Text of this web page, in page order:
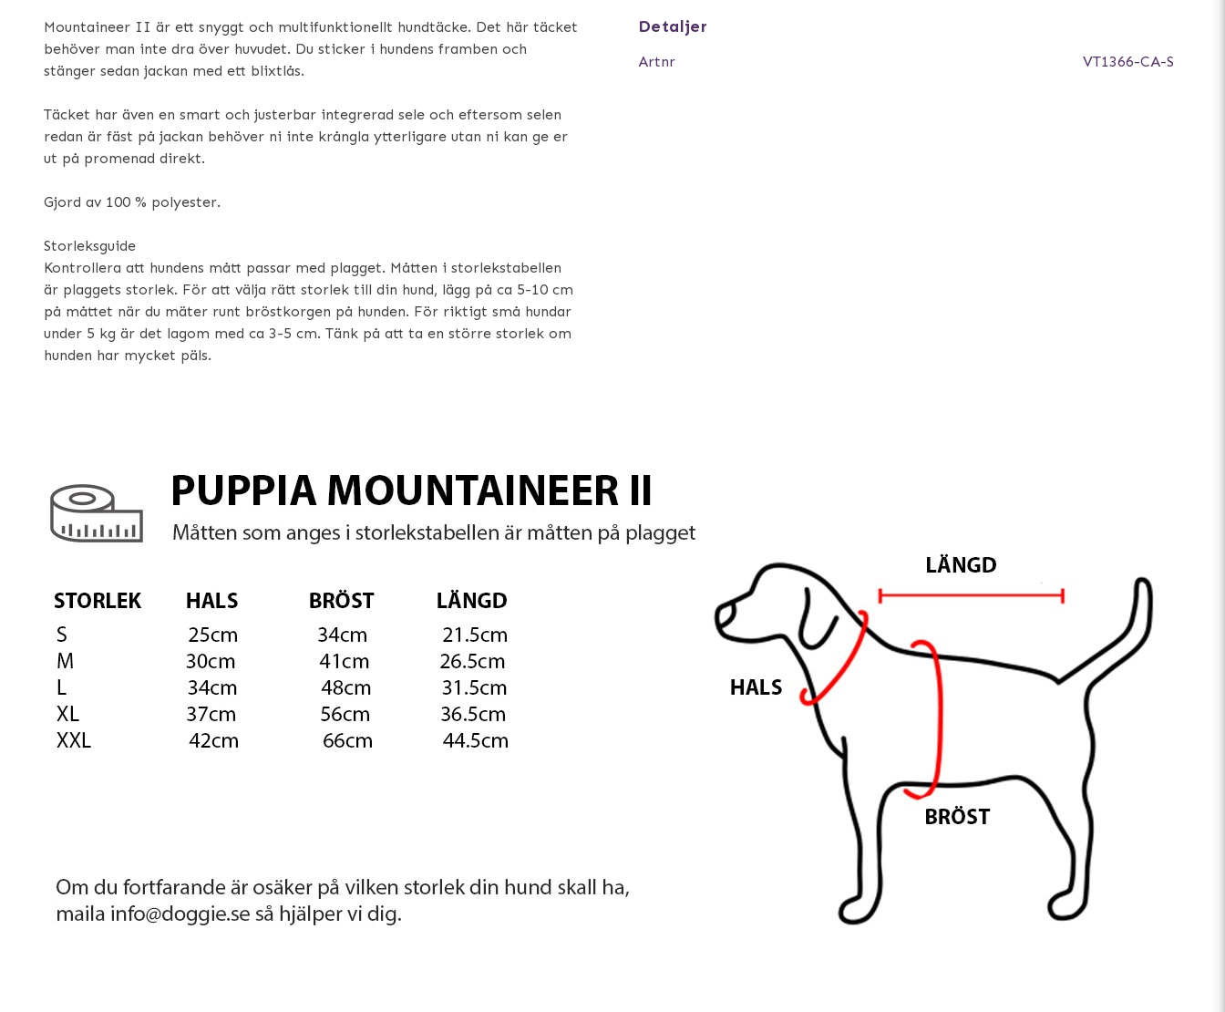
Mountaineer II är ett snyggt och multifunktionellt hundtäcke. Det här täcket
behöver man inte dra över huvudet. Du sticker i hundens framben och
stänger sedan jackan med ett blixtlås.
Täcket har även en smart och justerbar integrerad sele och eftersom selen
redan är fäst på jackan behöver ni inte krångla ytterligare utan ni kan ge er
ut på promenad direkt.
Gjord av 100 % polyester.
Storleksguide
Kontrollera att hundens mått passar med plagget. Måtten i storlekstabellen
är plaggets storlek. För att välja rätt storlek till din hund, lägg på ca 5-10 cm
på måttet när du mäter runt bröstkorgen på hunden. För riktigt små hundar
under 5 kg är det lagom med ca 3-5 cm. Tänk på att ta en större storlek om
hunden har mycket päls.
Detaljer
Artnr VT1366-CA-S